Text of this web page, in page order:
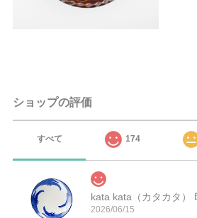
ショップの評価
すべて 174
kata kata（カタカタ）
2026/06/15